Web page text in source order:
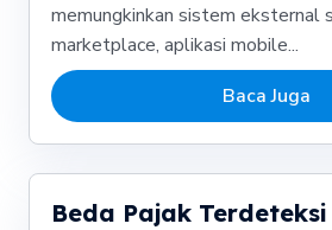
memungkinkan sistem eksternal
marketplace, aplikasi mobile...
Baca Juga
Beda Pajak